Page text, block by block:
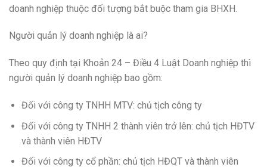
doanh nghiệp thuộc đối tượng bắt buộc tham gia BHXH.
Người quản lý doanh nghiệp là ai?
Theo quy định tại Khoản 24 – Điều 4 Luật Doanh nghiệp thì
người quản lý doanh nghiệp bao gồm:
Đối với công ty TNHH MTV: chủ tịch công ty
Đối với công ty TNHH 2 thành viên trở lên: chủ tịch HĐTV
và thành viên HĐTV
Đối với công ty cổ phần: chủ tịch HĐQT và thành viên